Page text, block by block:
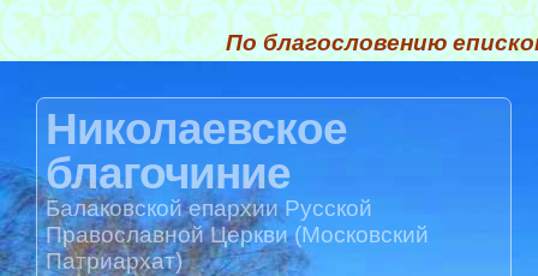
По благословению
Николаевское
благочиние
Балаковской епархии Русской
Православной Церкви (Московский
Патриархат)